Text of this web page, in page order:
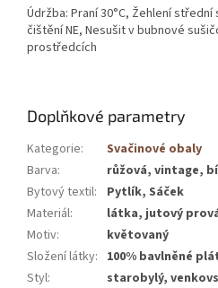
Údržba: Praní 30°C, Žehlení
čištění NE, Nesušit v bubnové
prostředcích
Doplňkové parametry
Kategorie:
Svačinové obaly
Barva:
růžová, vintage,
Bytový textil:
Pytlík, Sáček
Materiál:
látka, jutový
Motiv:
květovaný
Složení látky: 100% bavlněné
Styl:
starobylý,